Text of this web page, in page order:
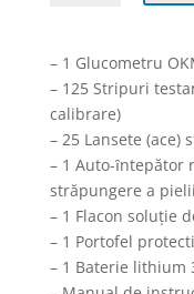
glucometru
Touch
glucometru
– 1 Glucometru
– 125 Stripuri
calibrare)
– 25 Lansete (ace)
– 1 Auto-ȋntepător
străpungere a pielii
– 1 Flacon soluţie
– 1 Portofel
– 1 Baterie lithium